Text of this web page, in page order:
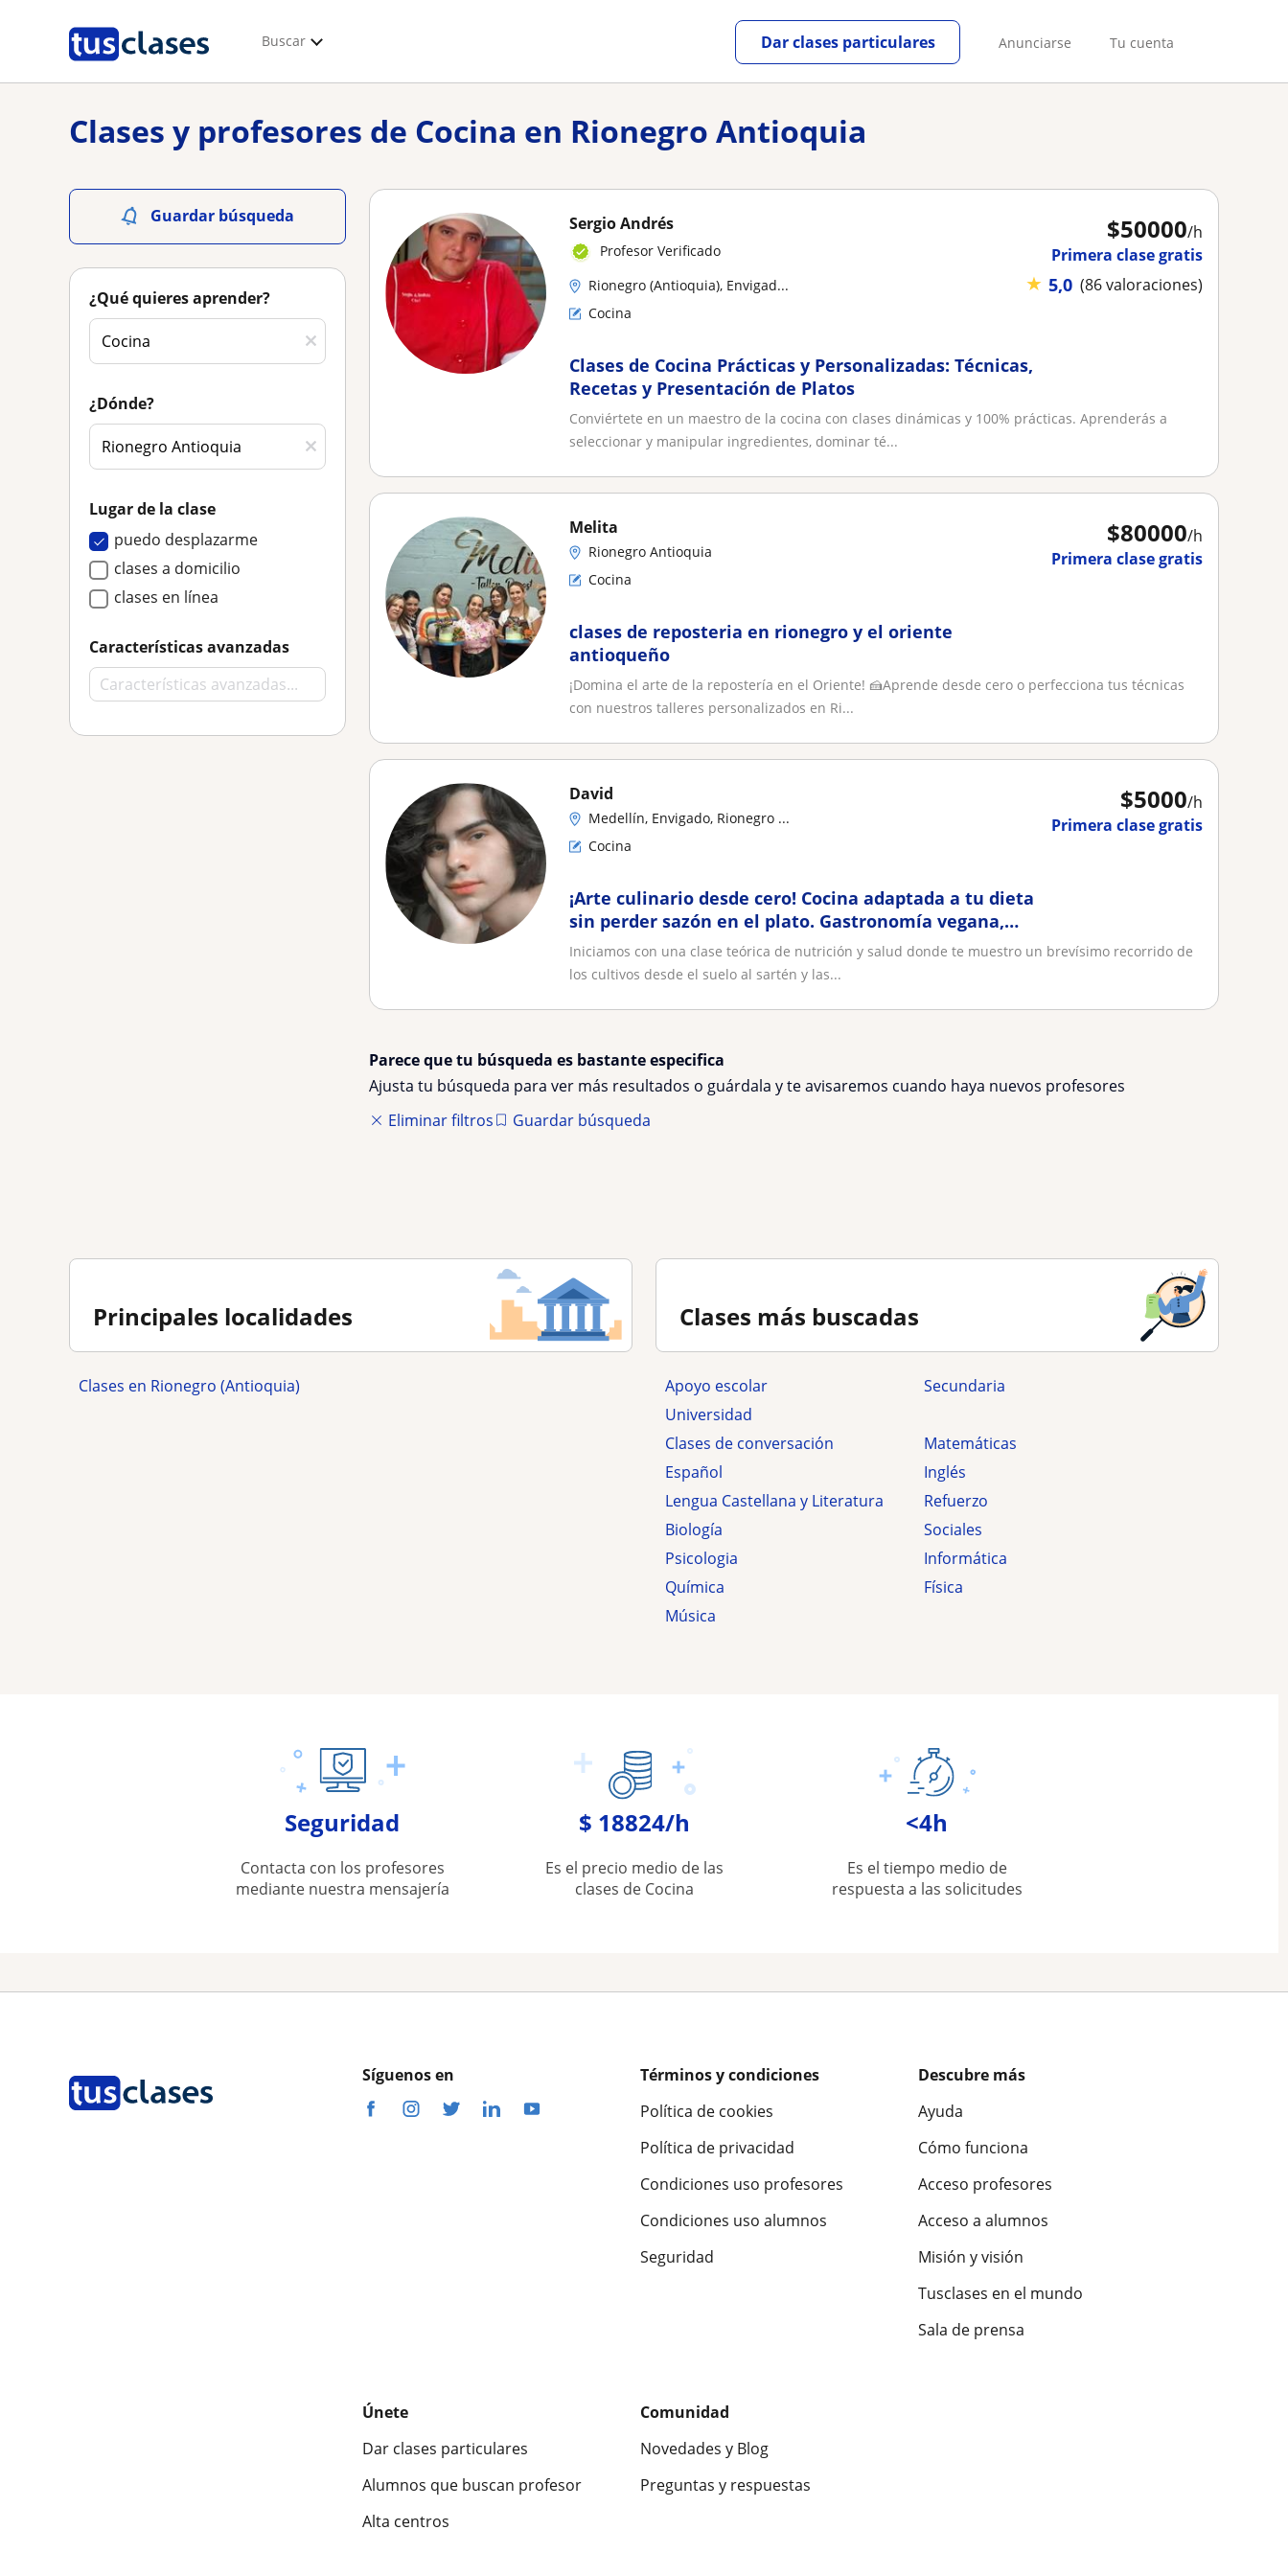
Buscar Anunciarse Tu cuenta
Dar clases particulares
Clases y profesores de Cocina en Rionegro Antioquia
Guardar búsqueda
¿Qué quieres aprender?
¿Dónde?
Lugar de la clase
puedo desplazarme
clases a domicilio
clases en línea
Características avanzadas
$50000/h
Primera clase gratis
★ 5,0 (86 valoraciones)
Sergio Andrés
Profesor Verificado
Rionegro (Antioquia), Envigad...
Cocina
Clases de Cocina Prácticas y Personalizadas: Técnicas,
Recetas y Presentación de Platos
Conviértete en un maestro de la cocina con clases dinámicas y 100% prácticas. Aprenderás a
seleccionar y manipular ingredientes, dominar té...
$80000/h
Primera clase gratis
Melita
Rionegro Antioquia
Cocina
clases de reposteria en rionegro y el oriente
antioqueño
¡Domina el arte de la repostería en el Oriente! 🍰Aprende desde cero o perfecciona tus técnicas
con nuestros talleres personalizados en Ri...
$5000/h
Primera clase gratis
David
Medellín, Envigado, Rionegro ...
Cocina
¡Arte culinario desde cero! Cocina adaptada a tu dieta
sin perder sazón en el plato. Gastronomía vegana,
ayurvédica y sin gluten
Iniciamos con una clase teórica de nutrición y salud donde te muestro un brevísimo recorrido de
los cultivos desde el suelo al sartén y las...
Parece que tu búsqueda es bastante especifica
Ajusta tu búsqueda para ver más resultados o guárdala y te avisaremos cuando haya nuevos profesores
Eliminar filtros
Guardar búsqueda
Principales localidades
Clases en Rionegro (Antioquia)
Clases más buscadas
Apoyo escolar
secundaria
Universidad
Clases de conversación
Matemáticas
Español
Inglés
Lengua Castellana y Literatura
Refuerzo
Biología
Sociales
Psicologia
Informática
Química
Física
Música
Seguridad
Contacta con los profesores
mediante nuestra mensajería
$ 18824/h
Es el precio medio de las
clases de Cocina
<4h
Es el tiempo medio de
respuesta a las solicitudes
Síguenos en
Términos y condiciones
Política de cookies
Política de privacidad
Condiciones uso profesores
Condiciones uso alumnos
Seguridad
Descubre más
Ayuda
Cómo funciona
Acceso profesores
Acceso a alumnos
Misión y visión
Tusclases en el mundo
Sala de prensa
Únete
Dar clases particulares
Alumnos que buscan profesor
Alta centros
Comunidad
Novedades y Blog
Preguntas y respuestas